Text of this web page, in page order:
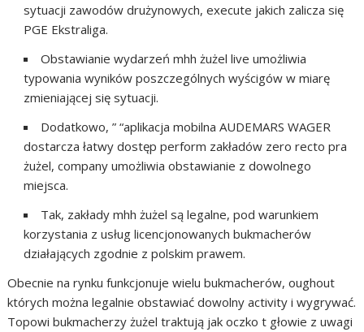
sytuacji zawodów drużynowych, execute jakich zalicza się
PGE Ekstraliga.
Obstawianie wydarzeń mhh żużel live umożliwia
typowania wyników poszczególnych wyścigów w miarę
zmieniającej się sytuacji.
Dodatkowo, ” “aplikacja mobilna AUDEMARS WAGER
dostarcza łatwy dostęp perform zakładów zero recto pra
żużel, company umożliwia obstawianie z dowolnego
miejsca.
Tak, zakłady mhh żużel są legalne, pod warunkiem
korzystania z usług licencjonowanych bukmacherów
działających zgodnie z polskim prawem.
Obecnie na rynku funkcjonuje wielu bukmacherów, oughout
których można legalnie obstawiać dowolny activity i wygrywać.
Topowi bukmacherzy żużel traktują jak oczko t głowie z uwagi